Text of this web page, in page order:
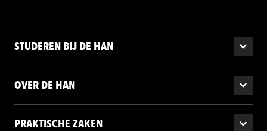
STUDEREN BIJ DE HAN
OVER DE HAN
PRAKTISCHE ZAKEN